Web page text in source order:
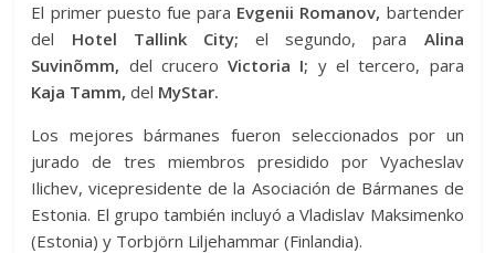
El primer puesto fue para Evgenii Romanov, bartender
del Hotel Tallink City; el segundo, para Alina
Suvinõmm, del crucero Victoria I; y el tercero, para
Kaja Tamm, del MyStar.
Los mejores bármanes fueron seleccionados por un
jurado de tres miembros presidido por Vyacheslav
Ilichev, vicepresidente de la Asociación de Bármanes de
Estonia. El grupo también incluyó a Vladislav Maksimenko
(Estonia) y Torbjörn Liljehammar (Finlandia).